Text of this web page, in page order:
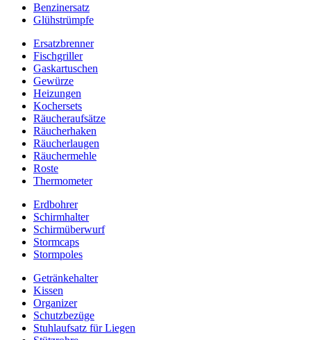
Benzinersatz
Glühstrümpfe
Ersatzbrenner
Fischgriller
Gaskartuschen
Gewürze
Heizungen
Kochersets
Räucheraufsätze
Räucherhaken
Räucherlaugen
Räuchermehle
Roste
Thermometer
Erdbohrer
Schirmhalter
Schirmüberwurf
Stormcaps
Stormpoles
Getränkehalter
Kissen
Organizer
Schutzbezüge
Stuhlaufsatz für Liegen